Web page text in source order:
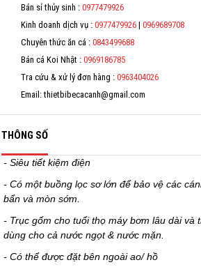
Bán sỉ thủy sinh : 0977479926
Kinh doanh dịch vụ : 0977479926| 0969689708
Chuyên thức ăn cá : 0843499688
Bán cá Koi Nhật : 0969186785
Tra cứu & xử lý đơn hàng : 0963404026
Email: thietbibecacanh@gmail.com
THÔNG SỐ
- Siêu tiết kiệm điện
- Có một buồng lọc sơ lớn để bảo vệ các
bẩn và mòn sớm.
- Trục gốm cho tuổi thọ máy bơm lâu dài và
dùng cho cả nước ngọt & nước mặn.
- Có thể được đặt bên ngoài ao/ hồ